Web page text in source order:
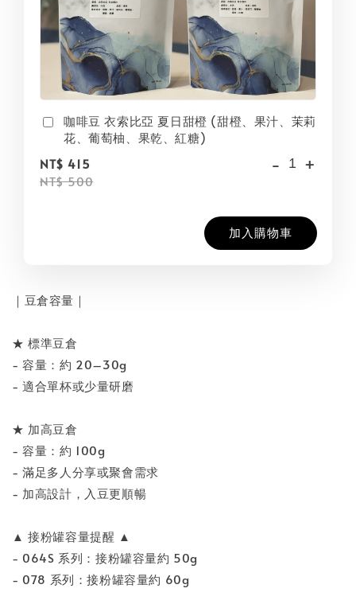
咖啡豆 衣索比亞 夏日甜橙 (甜橙、果汁、茉莉
花、葡萄柚、果乾、紅糖)
NT$ 415
NT$ 500
- +
加入購物車
｜豆倉容量｜
★ 標準豆倉
- 容量：約 20–30g
- 適合單杯或少量研磨
★ 加高豆倉
- 容量：約 100g
- 滿足多人分享或聚會需求
- 加高設計，入豆更順暢
▲ 接粉罐容量提醒 ▲
- 064S 系列：接粉罐容量約 50g
- 078 系列：接粉罐容量約 60g